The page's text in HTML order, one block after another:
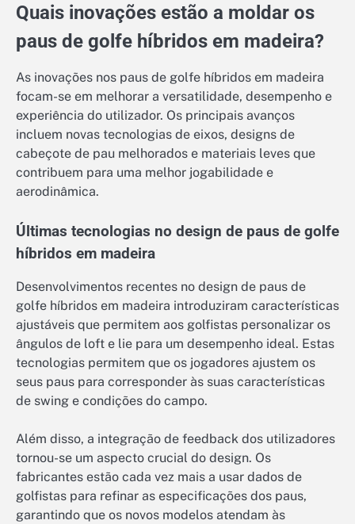
Quais inovações estão a moldar os
paus de golfe híbridos em madeira?
As inovações nos paus de golfe híbridos em madeira
focam-se em melhorar a versatilidade, desempenho e
experiência do utilizador. Os principais avanços
incluem novas tecnologias de eixos, designs de
cabeçote de pau melhorados e materiais leves que
contribuem para uma melhor jogabilidade e
aerodinâmica.
Últimas tecnologias no design de paus de golfe
híbridos em madeira
Desenvolvimentos recentes no design de paus de
golfe híbridos em madeira introduziram características
ajustáveis que permitem aos golfistas personalizar os
ângulos de loft e lie para um desempenho ideal. Estas
tecnologias permitem que os jogadores ajustem os
seus paus para corresponder às suas características
de swing e condições do campo.
Além disso, a integração de feedback dos utilizadores
tornou-se um aspecto crucial do design. Os
fabricantes estão cada vez mais a usar dados de
golfistas para refinar as especificações dos paus,
garantindo que os novos modelos atendam às